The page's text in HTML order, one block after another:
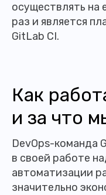
осуществлять на
раз и является
GitLab CI.
Как
и за что
DevOps-команда
в своей работе
автоматизации
значительно